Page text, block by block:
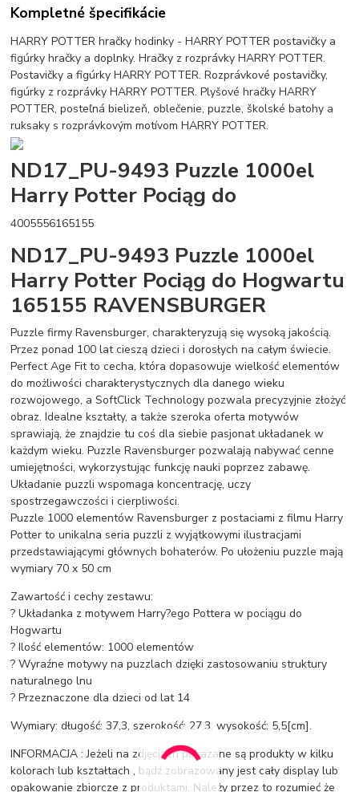
Kompletné špecifikácie
HARRY POTTER hračky hodinky - HARRY POTTER postavičky a
figúrky hračky a doplnky. Hračky z rozprávky HARRY POTTER.
Postavičky a figúrky HARRY POTTER. Rozprávkové postavičky,
figúrky z rozprávky HARRY POTTER. Plyšové hračky HARRY
POTTER, posteľná bielizeň, oblečenie, puzzle, školské batohy a
ruksaky s rozprávkovým motívom HARRY POTTER.
ND17_PU-9493 Puzzle 1000el
Harry Potter Pociąg do
4005556165155
ND17_PU-9493 Puzzle 1000el
Harry Potter Pociąg do Hogwartu
165155 RAVENSBURGER
Puzzle firmy Ravensburger, charakteryzują się wysoką jakością.
Przez ponad 100 lat cieszą dzieci i dorosłych na całym świecie.
Perfect Age Fit to cecha, która dopasowuje wielkość elementów
do możliwości charakterystycznych dla danego wieku
rozwojowego, a SoftClick Technology pozwala precyzyjnie złożyć
obraz. Idealne kształty, a także szeroka oferta motywów
sprawiają, że znajdzie tu coś dla siebie pasjonat układanek w
każdym wieku. Puzzle Ravensburger pozwalają nabywać cenne
umiejętności, wykorzystując funkcję nauki poprzez zabawę.
Układanie puzzli wspomaga koncentrację, uczy
spostrzegawczości i cierpliwości.
Puzzle 1000 elementów Ravensburger z postaciami z filmu Harry
Potter to unikalna seria puzzli z wyjątkowymi ilustracjami
przedstawiającymi głównych bohaterów. Po ułożeniu puzzle mają
wymiary 70 x 50 cm
Zawartość i cechy zestawu:
? Układanka z motywem Harry?ego Pottera w pociągu do
Hogwartu
? Ilość elementów: 1000 elementów
? Wyraźne motywy na puzzlach dzięki zastosowaniu struktury
naturalnego lnu
? Przeznaczone dla dzieci od lat 14
Wymiary: długość: 37,3, szerokość: 27,3, wysokość: 5,5[cm].
INFORMACJA : Jeżeli na zdjęciach pokazane są produkty w kilku
kolorach lub kształtach , bądź zobrazowany jest cały display lub
opakowanie zbiorcze z produktami. Należy przez to rozumieć że